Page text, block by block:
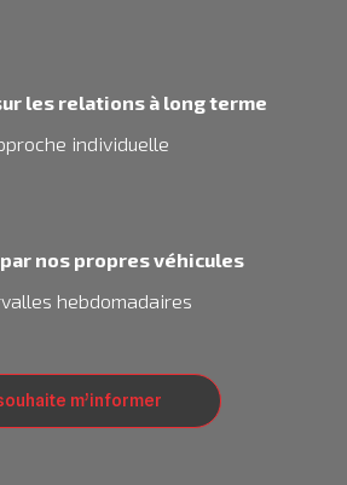
les relations à long terme
individuelle
nos propres véhicules
hebdomadaires
m’informer